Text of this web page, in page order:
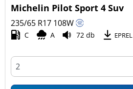
Michelin Pilot Sport 4 Suv
235/65 R17 108W
C A 72 db EPREL